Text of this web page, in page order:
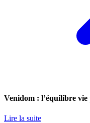
Venidom : l’équilibre
Lire la suite